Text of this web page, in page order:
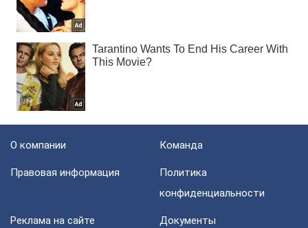
О компании Команда
Правовая информация
Политика
конфиденциальности
Реклама на сайте Документы